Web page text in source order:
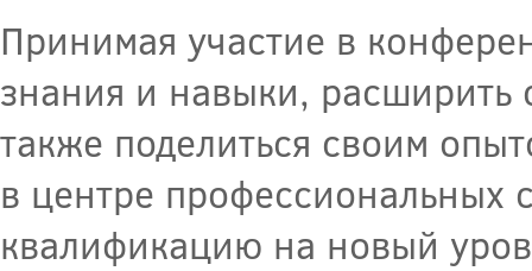
Принимая участие в
знания и навыки, расширить
также поделиться своим
в центре профессиональных
квалификацию на новый